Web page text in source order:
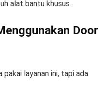
alat bantu khusus.
Door
pakai layanan ini, tapi ada